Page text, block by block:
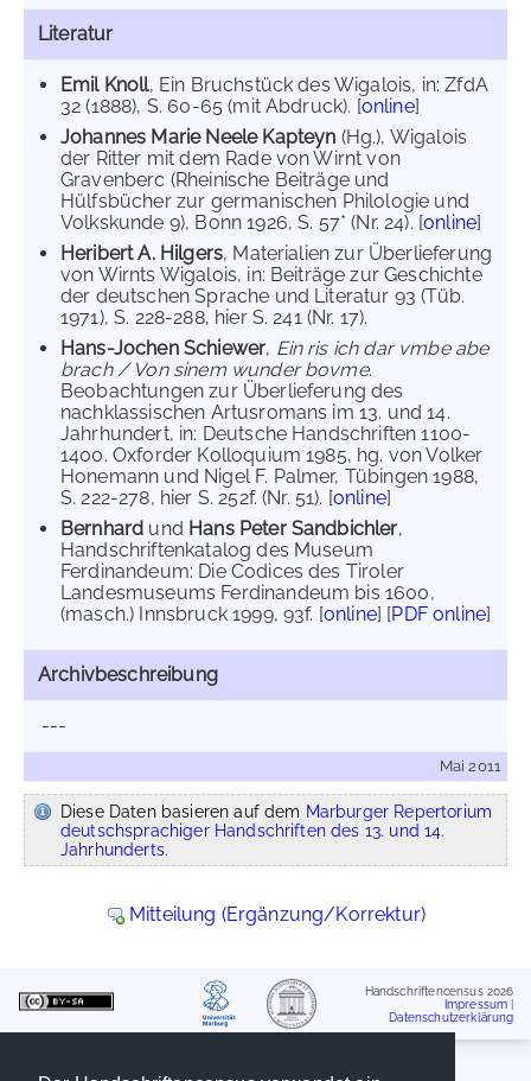
Literatur
Emil Knoll, Ein Bruchstück des Wigalois, in: ZfdA
32 (1888), S. 60-65 (mit Abdruck). [online]
Johannes Marie Neele Kapteyn (Hg.), Wigalois
der Ritter mit dem Rade von Wirnt von
Gravenberc (Rheinische Beiträge und
Hülfsbücher zur germanischen Philologie und
Volkskunde 9), Bonn 1926, S. 57* (Nr. 24). [online]
Heribert A. Hilgers, Materialien zur Überlieferung
von Wirnts Wigalois, in: Beiträge zur Geschichte
der deutschen Sprache und Literatur 93 (Tüb.
1971), S. 228-288, hier S. 241 (Nr. 17).
Hans-Jochen Schiewer, Ein ris ich dar vmbe abe
brach / Von sinem wunder bovme.
Beobachtungen zur Überlieferung des
nachklassischen Artusromans im 13. und 14.
Jahrhundert, in: Deutsche Handschriften 1100-
1400. Oxforder Kolloquium 1985, hg. von Volker
Honemann und Nigel F. Palmer, Tübingen 1988,
S. 222-278, hier S. 252f. (Nr. 51). [online]
Bernhard und Hans Peter Sandbichler,
Handschriftenkatalog des Museum
Ferdinandeum: Die Codices des Tiroler
Landesmuseums Ferdinandeum bis 1600,
(masch.) Innsbruck 1999, 93f. [online] [PDF online]
Archivbeschreibung
---
Mai 2011
Diese Daten basieren auf dem Marburger Repertorium
deutschsprachiger Handschriften des 13. und 14.
Jahrhunderts.
Mitteilung (Ergänzung/Korrektur)
Handschriftencensus 2026
Impressum
Datenschutzerklärung